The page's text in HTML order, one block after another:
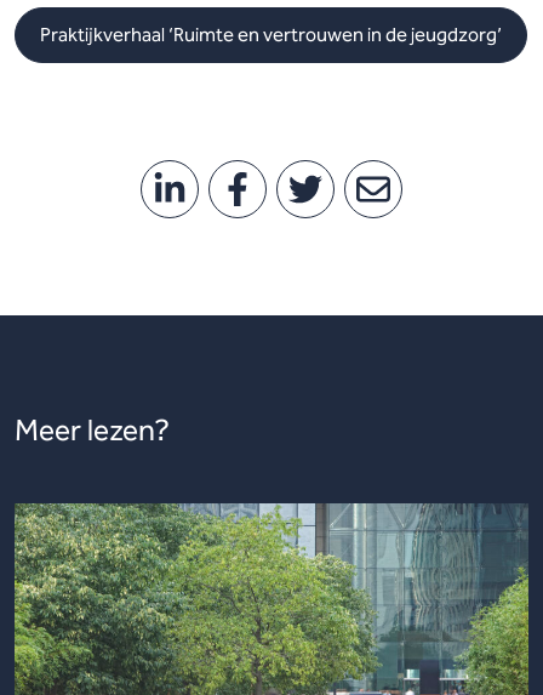
Praktijkverhaal ‘Ruimte en vertrouwen in de jeugdzorg’
Meer lezen?